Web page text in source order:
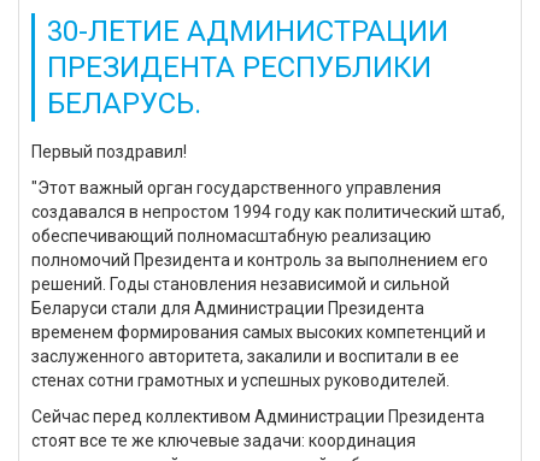
30-ЛЕТИЕ АДМИНИСТРАЦИИ
ПРЕЗИДЕНТА РЕСПУБЛИКИ
БЕЛАРУСЬ.
Первый поздравил!
"Этот важный орган государственного управления
создавался в непростом 1994 году как политический штаб,
обеспечивающий полномасштабную реализацию
полномочий Президента и контроль за выполнением его
решений. Годы становления независимой и сильной
Беларуси стали для Администрации Президента
временем формирования самых высоких компетенций и
заслуженного авторитета, закалили и воспитали в ее
стенах сотни грамотных и успешных руководителей.
Сейчас перед коллективом Администрации Президента
стоят все те же ключевые задачи: координация